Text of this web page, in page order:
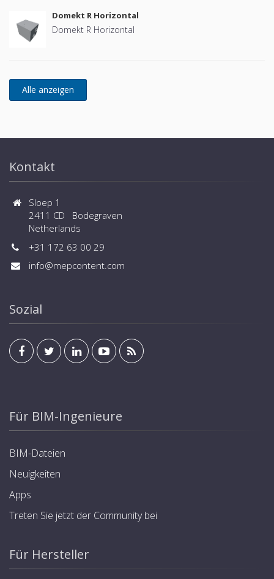
Domekt R Horizontal
Domekt R Horizontal
Kontakt
Sloep 1
2411 CD Bodegraven
Netherlands
+31 172 63 00 29
info@mepcontent.com
Sozial
Für BIM-Ingenieure
BIM-Dateien
Neuigkeiten
Apps
Treten Sie jetzt der Community bei
Für Hersteller